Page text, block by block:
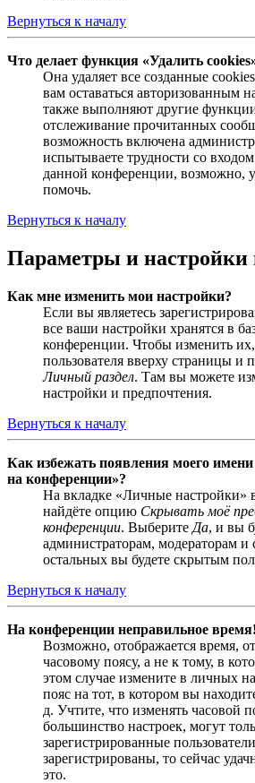
Вернуться к началу
Что делает функция «Удалить
Она удаляет все созданные
вам оставаться авторизованным
также выполняют другие
отслеживание прочитанных
возможность включена
испытываете трудности со
данной конференции, возможно,
помочь.
Вернуться к началу
Параметры и настройки
Как мне изменить мои настройки?
Если вы являетесь
все ваши настройки хранятся в
конференции. Чтобы изменить
пользователя вверху страницы и
Личный раздел. Там вы можете
настройки и предпочтения.
Вернуться к началу
Как избежать появления моего имени
на конференции»?
На вкладке «Личные настройки»
найдёте опцию Скрывать моё
конференции. Выберите Да, и вы
администраторам, модераторам и
остальных вы будете скрытым
Вернуться к началу
На конференции неправильное время!
Возможно, отображается время,
часовому поясу, а не к тому, в
этом случае измените в личных
пояс на тот, в котором вы
д. Учтите, что изменять часовой
большинство настроек, могут
зарегистрированные
зарегистрированы, то сейчас
это.